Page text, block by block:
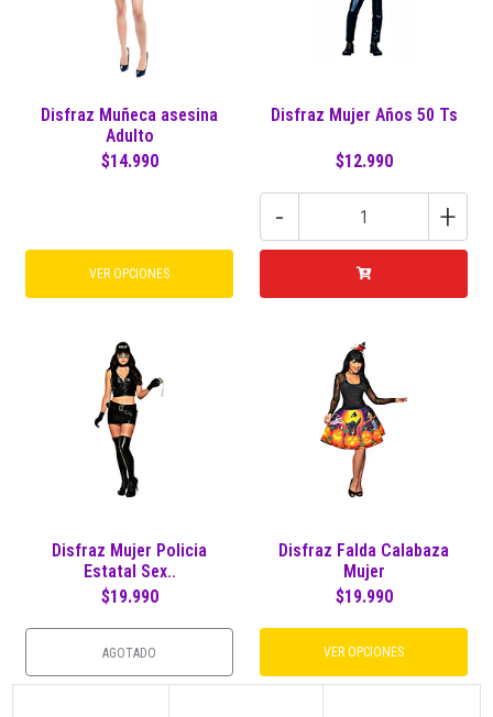
Disfraz Muñeca asesina
Adulto
$14.990
VER OPCIONES
Disfraz Mujer Años 50 Ts
$12.990
- +
Disfraz Mujer Policia
Estatal Sex..
$19.990
AGOTADO
Disfraz Falda Calabaza
Mujer
$19.990
VER OPCIONES